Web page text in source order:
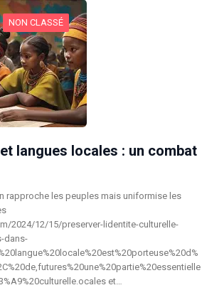
NON CLASSÉ
langues locales : un combat
rapproche les peuples mais uniformise les
2024/12/15/preserver-lidentite-culturelle-
dans-
et…